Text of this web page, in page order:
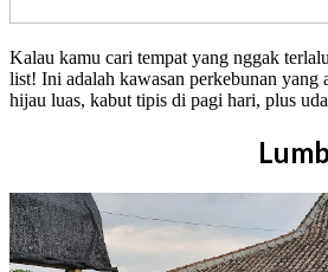
Kalau kamu cari tempat yang nggak
list! Ini adalah kawasan perkebunan
hijau luas, kabut tipis di pagi hari, plus